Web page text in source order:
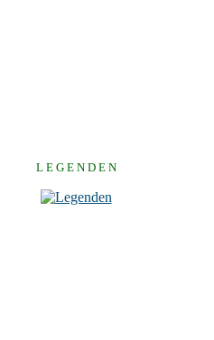
L E G E N D E N